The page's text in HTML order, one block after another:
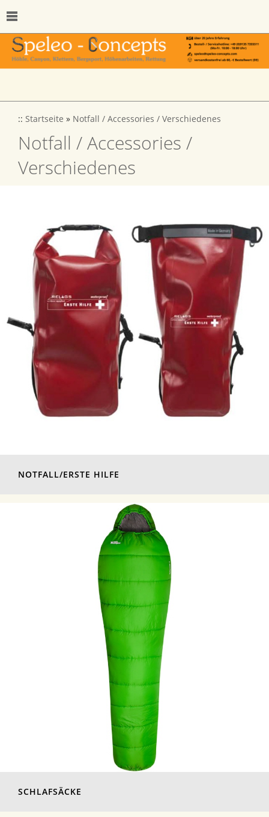
:: Startseite » Notfall / Accessories / Verschiedenes
Notfall / Accessories /
Verschiedenes
NOTFALL/ERSTE HILFE
SCHLAFSÄCKE